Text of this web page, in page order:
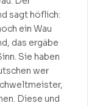
sagt höflich:
ein Wau
das ergäbe
Sie haben
wer
Diese und